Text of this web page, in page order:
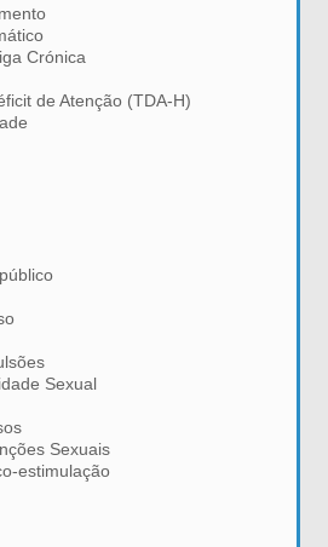
Crónica
de Atenção (TDA-H)
Sexual
Sexuais
estimulação